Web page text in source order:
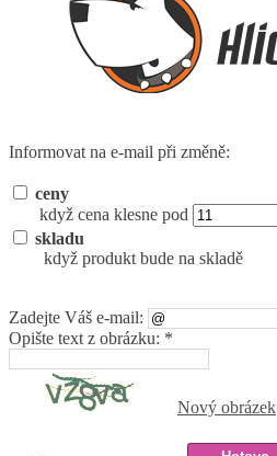
Informovat na e-mail při změně:
ceny
když cena klesne pod
skladu
když produkt bude na skladě
Zadejte Váš e-mail:
Opište text z obrázku: *
Nový obrázek